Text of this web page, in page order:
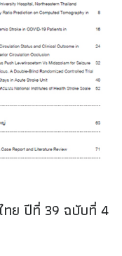
ทย ปีที่ 39 ฉบับที่ 4